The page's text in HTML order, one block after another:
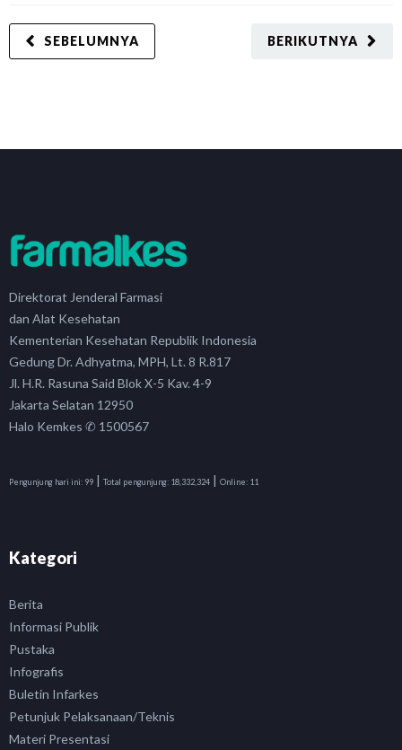
BERIKUTNYA
SEBELUMNYA
Direktorat Jenderal Farmasi
dan Alat Kesehatan
Kementerian Kesehatan Republik Indonesia
Gedung Dr. Adhyatma, MPH, Lt. 8 R.817
Jl. H.R. Rasuna Said Blok X-5 Kav. 4-9
Jakarta Selatan 12950
Halo Kemkes ✆ 1500567
Pengunjung hari ini: 99 | Total pengunjung: 18,332,324 | Online: 11
Kategori
Berita
Informasi Publik
Pustaka
Infografis
Buletin Infarkes
Petunjuk Pelaksanaan/Teknis
Materi Presentasi